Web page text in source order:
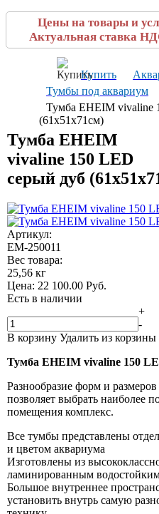
Цены на товары и
Актуальная ставка
Купить
Тумбы под аквариум
Тумба EHEIM vivaline
(61x51x71см)
Тумба EHEIM
vivaline 150 LED
серый дуб
Артикул:
EM-250011
Вес товара:
25,56 кг
Цена: 22 100.00 Руб.
Есть в наличии
+
-
В корзину Удалить из корзины
Тумба EHEIM vivaline 150
Разнообразие форм и
позволяет выбрать наиболее
помещения комплекс.
Все тумбы представлены
и цветом аквариума
Изготовлены из
ламинированным
Большое внутреннее
установить внутрь самую